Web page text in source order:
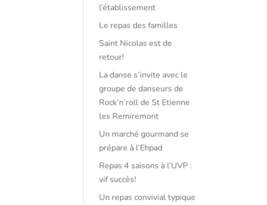
l’établissement
Le repas des familles
Saint Nicolas est de
retour!
La danse s’invite avec le
groupe de danseurs de
Rock’n’roll de St Etienne
les Remiremont
Un marché gourmand se
prépare à l’Ehpad
Repas 4 saisons à l’UVP :
vif succès!
Un repas convivial typique